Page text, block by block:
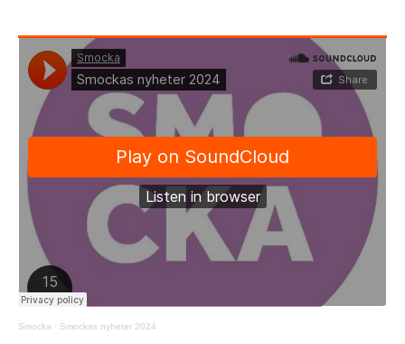
Smocka · Smockas nyheter 2024